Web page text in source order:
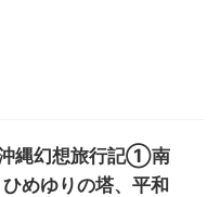
縄幻想旅行記①南
めゆりの塔、平和